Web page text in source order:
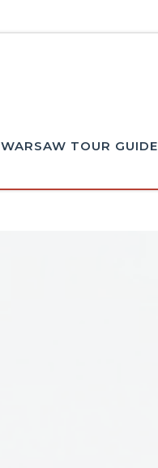
WARSAW TOUR GUIDE